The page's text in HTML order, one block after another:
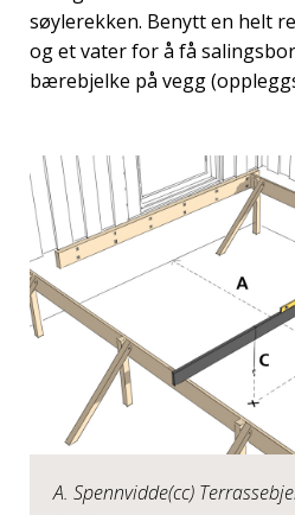
søylerekken. Benytt en helt
og et vater for å få
bærebjelke på vegg
A. Spennvidde(cc)